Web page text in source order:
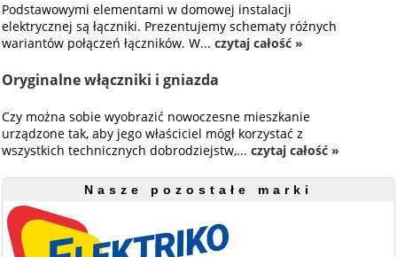
Podstawowymi elementami w domowej instalacji
elektrycznej są łączniki. Prezentujemy schematy różnych
wariantów połączeń łączników. W...czytaj całość »
Oryginalne włączniki i gniazda
Czy można sobie wyobrazić nowoczesne mieszkanie
urządzone tak, aby jego właściciel mógł korzystać z
wszystkich technicznych dobrodziejstw,...czytaj całość »
Nasze pozostałe marki